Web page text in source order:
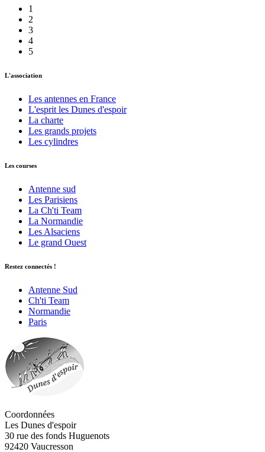
1
2
3
4
5
L'association
Les antennes en France
L'esprit les Dunes d'espoir
La charte
Les grands projets
Les cylindres
Les courses
Antenne sud
Les Parisiens
La Ch'ti Team
La Normandie
Les Alsaciens
Le grand Ouest
Restez connectés !
Antenne Sud
Ch'ti Team
Normandie
Paris
Coordonnées
Les Dunes d'espoir
30 rue des fonds Huguenots
92420 Vaucresson